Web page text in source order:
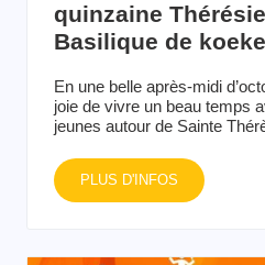
quinzaine
Basilique de
En une belle après-midi
joie de vivre un beau temps
jeunes autour de Sainte
PLUS D'INFOS